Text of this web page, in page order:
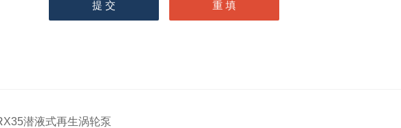
潜液式再生涡轮泵